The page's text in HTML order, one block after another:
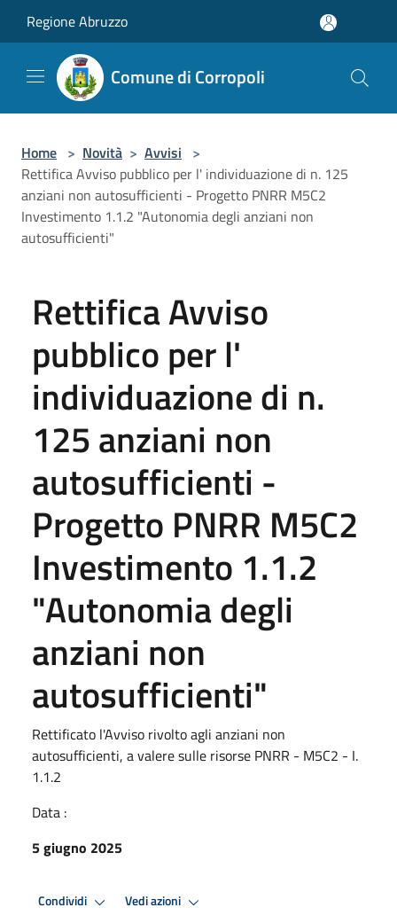
Regione Abruzzo
Comune di Corropoli
Home > Novità > Avvisi >
Rettifica Avviso pubblico per l' individuazione di n. 125
anziani non autosufficienti - Progetto PNRR M5C2
Investimento 1.1.2 "Autonomia degli anziani non
autosufficienti"
Rettifica Avviso
pubblico per l'
individuazione di n.
125 anziani non
autosufficienti -
Progetto PNRR M5C2
Investimento 1.1.2
"Autonomia degli
anziani non
autosufficienti"
Rettificato l'Avviso rivolto agli anziani non
autosufficienti, a valere sulle risorse PNRR - M5C2 - I.
1.1.2
Data :
5 giugno 2025
Condividi Vedi azioni